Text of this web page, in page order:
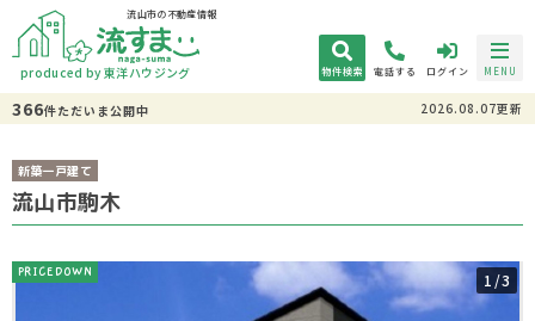
流山市の不動産情報
produced by 東洋ハウジング 物件検索 電話する ログイン MENU
366件ただいま公開中 2026.08.07更新
新築一戸建て
流山市駒木
PRICEDOWN 1 /3